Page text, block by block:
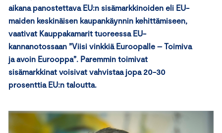
aikanapanostettavaEU:n sisämarkkinoiden eli EU-
maiden keskinäisen kaupankäynnin kehittämiseen,
vaativat Kauppakamarit tuoreessa EU-
kannanotossaan ”Viisi vinkkiä Euroopalle – Toimiva
ja avoin Eurooppa”. Paremmin toimivat
sisämarkkinat voisivat vahvistaa jopa 20-30
prosenttia EU:n taloutta.